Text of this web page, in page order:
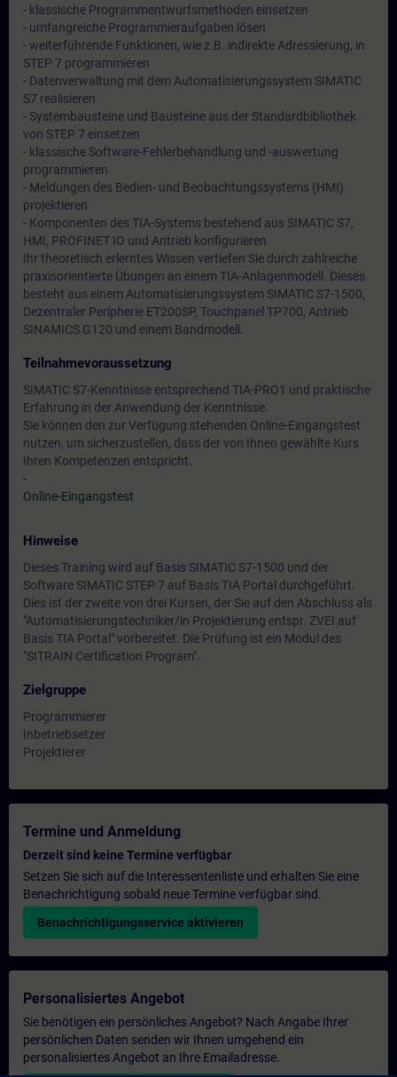
- klassische Programmentwurfsmethoden einsetzen
- umfangreiche Programmieraufgaben lösen
- weiterführende Funktionen, wie z.B. indirekte Adressierung, in
STEP 7 programmieren
- Datenverwaltung mit dem Automatisierungssystem SIMATIC
S7 realisieren
- Systembausteine und Bausteine aus der Standardbibliothek
von STEP 7 einsetzen
- klassische Software-Fehlerbehandlung und -auswertung
programmieren
- Meldungen des Bedien- und Beobachtungssystems (HMI)
projektieren
- Komponenten des TIA-Systems bestehend aus SIMATIC S7,
HMI, PROFINET IO und Antrieb konfigurieren
Ihr theoretisch erlerntes Wissen vertiefen Sie durch zahlreiche
praxisorientierte Übungen an einem TIA-Anlagenmodell. Dieses
besteht aus einem Automatisierungssystem SIMATIC S7-1500,
Dezentraler Peripherie ET200SP, Touchpanel TP700, Antrieb
SINAMICS G120 und einem Bandmodell.
Teilnahmevoraussetzung
SIMATIC S7-Kenntnisse entsprechend TIA-PRO1 und praktische
Erfahrung in der Anwendung der Kenntnisse.
Sie können den zur Verfügung stehenden Online-Eingangstest
nutzen, um sicherzustellen, dass der von Ihnen gewählte Kurs
Ihren Kompetenzen entspricht.
-
Online-Eingangstest
Hinweise
Dieses Training wird auf Basis SIMATIC S7-1500 und der
Software SIMATIC STEP 7 auf Basis TIA Portal durchgeführt.
Dies ist der zweite von drei Kursen, der Sie auf den Abschluss als
"Automatisierungstechniker/in Projektierung entspr. ZVEI auf
Basis TIA Portal" vorbereitet. Die Prüfung ist ein Modul des
"SITRAIN Certification Program".
Zielgruppe
Programmierer
Inbetriebsetzer
Projektierer
Termine und Anmeldung
Derzeit sind keine Termine verfügbar
Setzen Sie sich auf die Interessentenliste und erhalten Sie eine
Benachrichtigung sobald neue Termine verfügbar sind.
Benachrichtigungsservice aktivieren
Personalisiertes Angebot
Sie benötigen ein persönliches Angebot? Nach Angabe Ihrer
persönlichen Daten senden wir Ihnen umgehend ein
personalisiertes Angebot an Ihre Emailadresse.